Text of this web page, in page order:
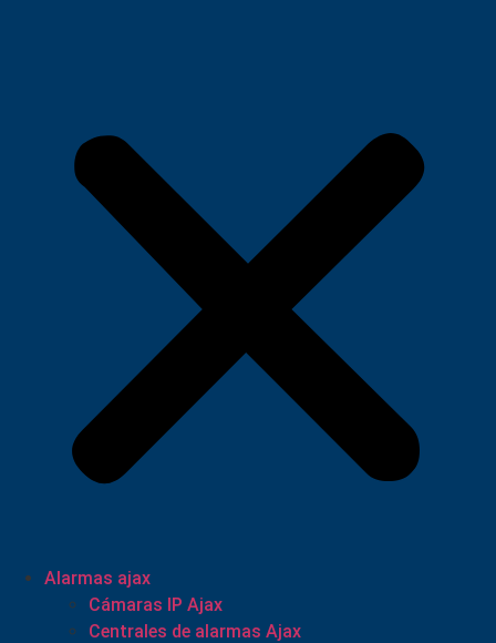
Alarmas ajax
Cámaras IP Ajax
Centrales de alarmas Ajax